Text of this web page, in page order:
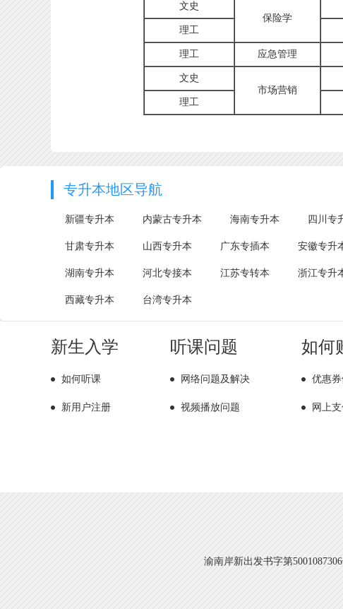
文史
保险学
理工
理工 应急管理
文史
市场营销
理工
专升本地区导航
新疆专升本 内蒙古专升本 海南专升本 四川专
甘肃专升本 山西专升本 广东专插本 安徽专升
湖南专升本 河北专接本 江苏专转本 浙江专升
西藏专升本 台湾专升本
新生入学
如何听课
新用户注册
听课问题
网络问题及解决
视频播放问题
如何
优惠
网上
渝南岸新出发书字第